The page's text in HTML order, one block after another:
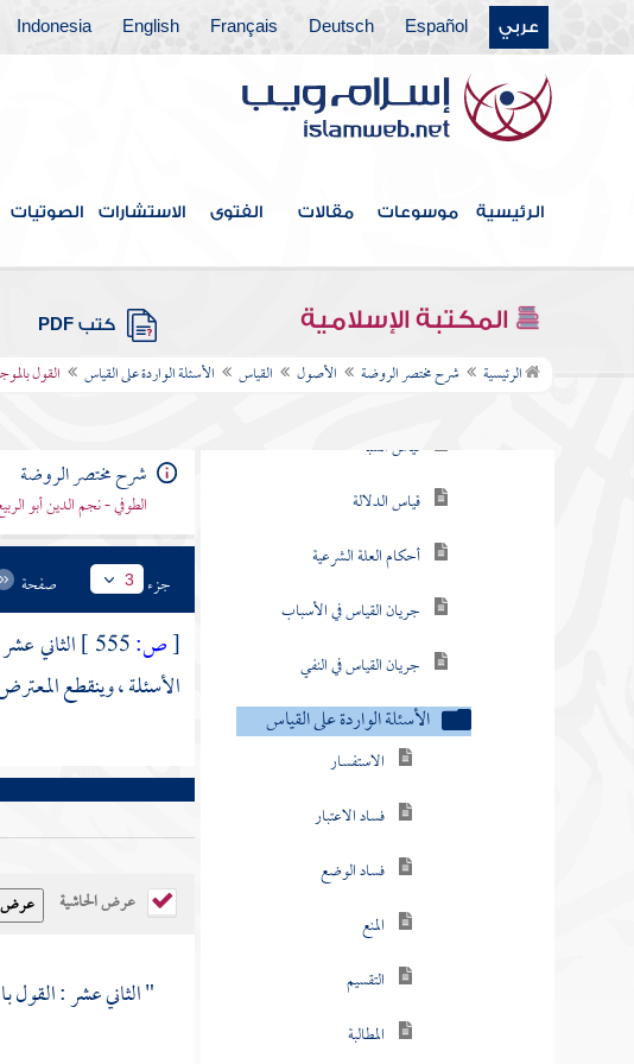
عربي Español
Deutsch
Français
English
Indonesia
الرئيسية موسوعات مقالات الفتوى الاستشارات الصوتيات
المكتبة الإسلامية كتب PDF
الرئيسية شرح مختصر الروضة الأصول القياس الأسئلة الواردة على القياس القول
أقسام القياس
أركان القياس
أدلة إثبات القياس
حجج منكري القياس والرد
عليها
شروط الفرع
قياس الشبه
قياس الدلالة
أحكام العلة الشرعية
جريان القياس في الأسباب
جريان القياس في النفي
الأسئلة الواردة على القياس
الاستفسار
فساد الاعتبار
فساد الوضع
المنع
التقسيم
المطالبة
الكسر
شرح مختصر الروضة
الطوفي - نجم الدين أبو
جزء 3 صفحة
[ص: الثاني
الأسئلة ، وينقطع
عرض الحاشية
" الثاني عشر : القول